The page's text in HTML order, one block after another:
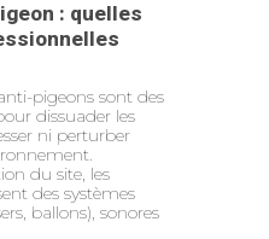
: quelles
pigeons sont des
dissuader les
ni perturber
du site, les
des systèmes
ballons), sonores